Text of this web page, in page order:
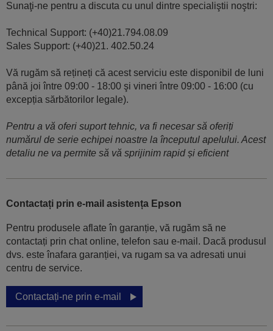
Sunaţi-ne pentru a discuta cu unul dintre specialiştii noştri:
Technical Support: (+40)21.794.08.09
Sales Support: (+40)21. 402.50.24
Vă rugăm să rețineți că acest serviciu este disponibil de luni
până joi între 09:00 - 18:00 şi vineri între 09:00 - 16:00 (cu
excepția sărbătorilor legale).
Pentru a vă oferi suport tehnic, va fi necesar să oferiți
numărul de serie echipei noastre la începutul apelului. Acest
detaliu ne va permite să vă sprijinim rapid și eficient
Contactați prin e-mail asistența Epson
Pentru produsele aflate în garanție, vă rugăm să ne
contactați prin chat online, telefon sau e-mail. Dacă produsul
dvs. este înafara garanției, va rugam sa va adresati unui
centru de service.
Contactați-ne prin e-mail